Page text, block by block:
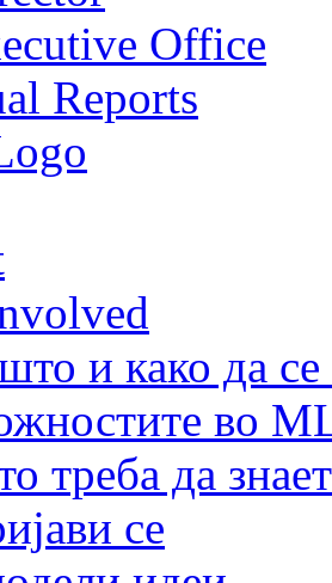
Office
Reports
и како да
во
треба да
се